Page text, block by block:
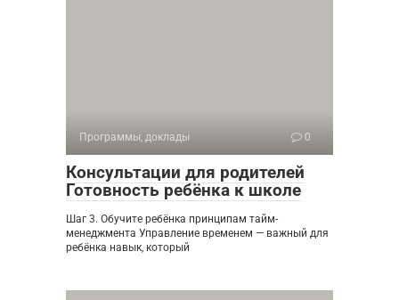
Программы, доклады 0
Консультации для родителей
Готовность ребёнка к школе
Шаг 3. Обучите ребёнка принципам тайм-
менеджмента Управление временем — важный для
ребёнка навык, который